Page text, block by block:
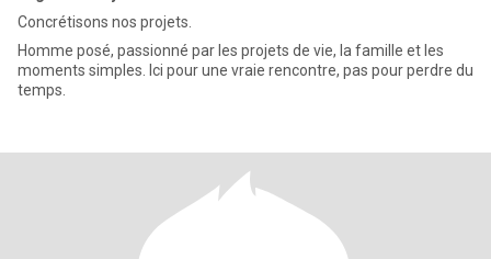
Concrétisons nos projets.
Homme posé, passionné par les projets de vie, la famille et les
moments simples. Ici pour une vraie rencontre, pas pour perdre du
temps.